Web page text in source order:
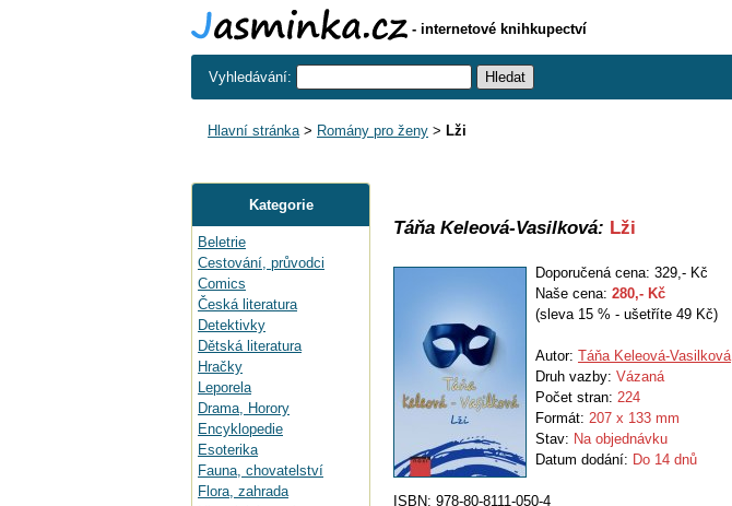
- internetové knihkupectví
Vyhledávání:
Hlavní stránka> Romány pro ženy > Lži
Kategorie
Beletrie
Cestování, průvodci
Comics
Česká literatura
Detektivky
Dětská literatura
Hračky
Leporela
Drama, Horory
Encyklopedie
Esoterika
Fauna, chovatelství
Flora, zahrada
Táňa Keleová-Vasilková: Lži
Doporučená cena: 329,- Kč
Naše cena: 280,- Kč
(sleva 15 % - ušetříte 49 Kč)
Autor: Táňa Keleová-Vasilková
Druh vazby: Vázaná
Počet stran: 224
Formát: 207 x 133 mm
Stav: Na objednávku
Datum dodání: Do 14 dnů
ISBN: 978-80-8111-050-4